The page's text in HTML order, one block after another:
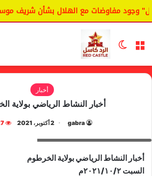
مع الهلال بشأن شريف موسى.
القائمة الوضع المظلم
أخبار
أخبار النشاط الرياضي بولاية
gabra 2 أكتوبر، 2021
أخبار النشاط الرياضي بولاية الخرطوم
السبت ٢٠٢١/١٠/٢م